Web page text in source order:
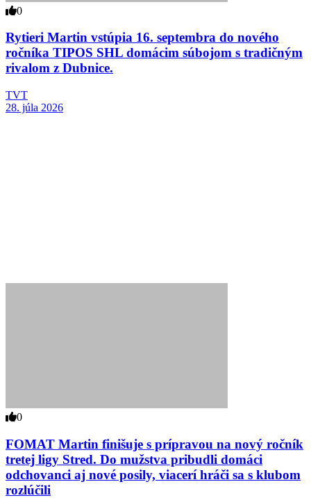
0
Rytieri Martin vstúpia 16. septembra do nového
ročníka TIPOS SHL domácim súbojom s tradičným
rivalom z Dubnice.
TVT
28. júla 2026
0
FOMAT Martin finišuje s prípravou na nový ročník
tretej ligy Stred. Do mužstva pribudli domáci
odchovanci aj nové posily, viacerí hráči sa s klubom
rozlúčili